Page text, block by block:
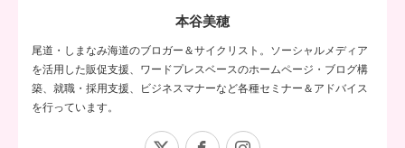
本谷美穂
尾道・しまなみ海道のブロガー＆サイクリスト。ソーシャルメディア
を活用した販促支援、ワードプレスベースのホームページ・ブログ構
築、就職・採用支援、ビジネスマナーなど各種セミナー＆アドバイス
を行っています。
Facebook